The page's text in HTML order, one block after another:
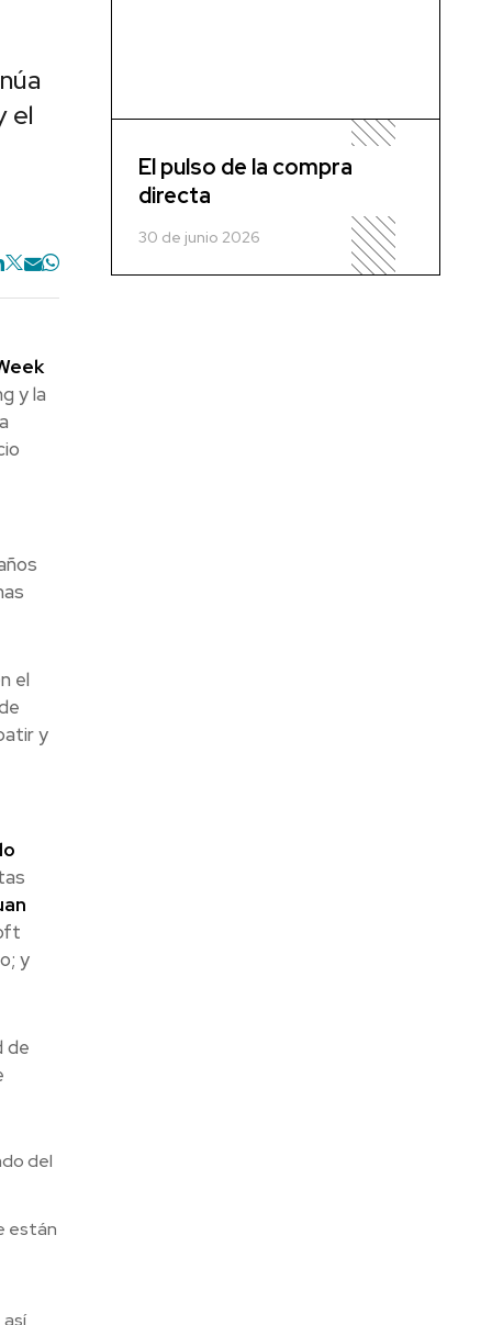
el
y la
el
y
y
de
del
están
El pulso de la compra
directa
30 de junio 2026